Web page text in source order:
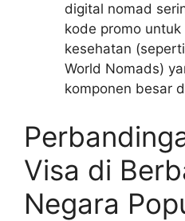
digital nomad
kode promo
kesehatan
World Nomads)
komponen besar
Visa di
Negara